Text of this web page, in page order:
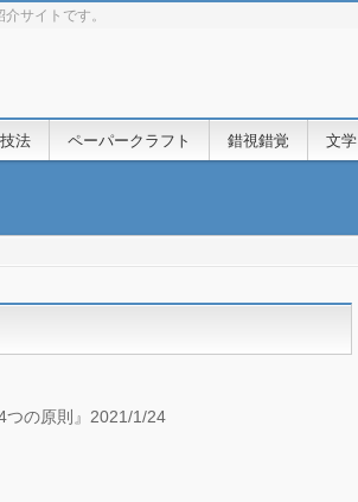
サイトです。
法 ペーパークラフト 錯視錯覚 文学
つの原則』2021/1/24